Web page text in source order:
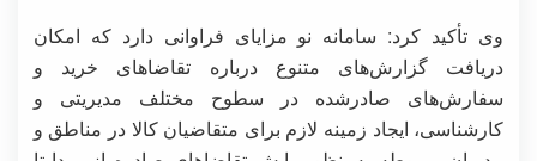
وی تأکید کرد: سامانه نو مزایای فراوانی دارد که امکان
دریافت گزارش‌های متنوع درباره تقاضاهای خرید و
سفارش‌های صادرشده در سطوح مختلف مدیریتی و
کارشناسی، ایجاد زمینه لازم برای متقاضیان کالا در مناطق و